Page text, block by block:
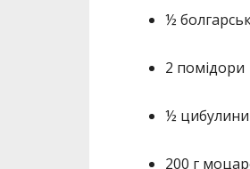
½
2 помідори
½ цибулини
200 г